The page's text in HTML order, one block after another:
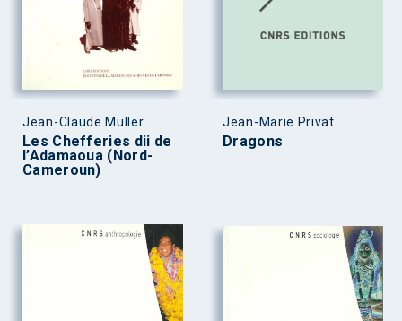
Jean-Claude Muller
Les Chefferies dii de
l’Adamaoua (Nord-
Cameroun)
Jean-Marie Privat
Dragons